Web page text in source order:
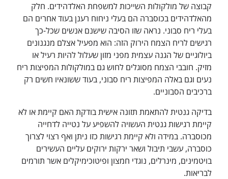
קבוצה של מולקולות השייכות למשפחת האלדהידים. חלק
מהאלדהידים בכוסברה הם בעלי ניחוח רענן בעוד אחרים הם
בעלי ריח סבוני. נראה שזו הסיבה שישנם אנשים שכל-כך
רגישים לריח הצמח הירוק הזה: הוא מפעיל אצלם מנגנונים
ביולוגיים של הגנה עצמית מפני מזון שעלול להיות רעיל או
מזיק. חובבי הצמח מסוגלים לחוש גם במולקולות המפיצות ריח
נעים וגם באלה המפיצות ריח סבוני, בעוד ששונאיו חשים רק
ברכיבים הסבוניים.
בדיקה גנטית להתאמת תזונה אישית בודקת האם קיימת או לא
קיימת רגישות גנטית העשויה להשפיע על נטייה לדחייה
מכוסברה. במידה ולא קיימת רגישות כזו ניתן ואף רצוי לצרוך
כוסברה, עשבי תיבול ושאר ירקות ירוקים עליים העשירים
בויטמינים, מינרלים, נוגדי חמצון ופיטוכימיקלים אשר תורמים
לבריאות.